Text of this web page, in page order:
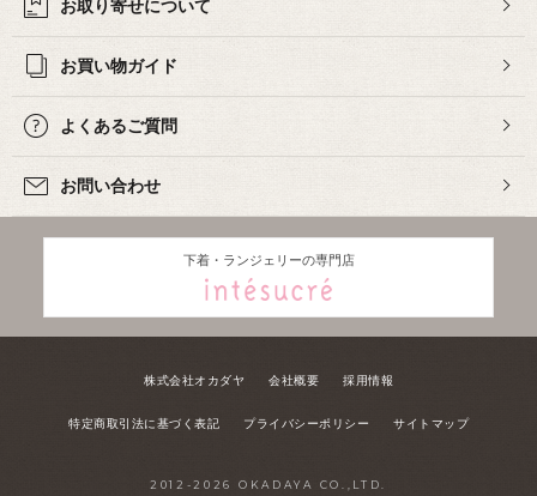
お取り寄せについて
お買い物ガイド
よくあるご質問
お問い合わせ
下着・ランジェリーの専門店
株式会社オカダヤ 会社概要 採用情報
特定商取引法に基づく表記 プライバシーポリシー サイトマップ
2012- 2026 OKADAYA CO.,LTD.